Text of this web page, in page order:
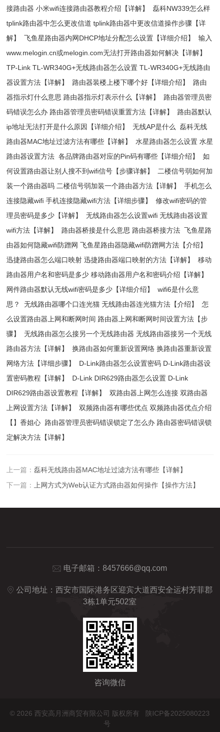
接路由器 小米wifi连接路由器教程介绍【详解】
磊科NW339怎么样
tplink路由器中怎么更改信道 tplink路由器中更改信道操作步骤【详
解】
飞鱼星路由器内网DHCP地址分配怎么设置【详细介绍】
输入
www.melogin.cn或melogin.com无法打开路由器如何解决【详解】
TP-Link TL-WR340G+无线路由器怎么设置 TL-WR340G+无线路由
器设置方法【详解】
路由器装楼上楼下哪个好【详细介绍】
路由
器指示灯什么意思 路由器指示灯表示什么【详解】
路由器管理员密
码错误怎么办 路由器管理员密码错误重置方法【详解】
路由器默认
ip地址无法打开是什么原因【详细介绍】
无线AP是什么
磊科无线
路由器MAC地址过滤方法有哪些【详解】
水星路由器怎么设置 水星
路由器设置方法 各品牌路由器对应的Pin码有哪些【详细介绍】
如
何设置路由器让别人搜不到wifi信号【步骤详解】
二楼信号弱如何加
装一个路由器吗 二楼信号弱加装一个路由器方法【详解】
手机怎么
连接隐藏wifi 手机连接隐藏wifi方法【详细步骤】
修改wifi密码的管
理员密码是多少【详解】
无线路由器怎么设置wifi 无线路由器设置
wifi方法【详解】
路由器桥接是什么意思 路由器桥接方法 飞鱼星路
由器如何隐藏wifi防蹭网 飞鱼星路由器隐藏wifi防蹭网方法【介绍】
迅捷路由器怎么端口映射 迅捷路由器端口映射的方法【详解】
移动
路由器用户名和密码是多少 移动路由器用户名和密码介绍【详解】
网件路由器默认无线wifi密码是多少【详细介绍】
wifi6是什么意
思？
无线路由器哪个口连光猫 无线路由器连光猫方法【介绍】
怎
么设置路由器上网和断网时间 路由器上网和断网时间设置方法【步
骤】
无线路由器怎么接另一个无线路由器 无线路由器接另一个无线
路由器方法【详解】
换路由器如何重新设置网络 换路由器重新设置
网络方法【详细步骤】
D-Link路由器怎么设置密码 D-Link路由器设
置密码教程【详解】
D-Link DIR629路由器怎么设置 D-Link
DIR629路由器设置教程【详解】
双路由器上网怎么连接 双路由器
上网设置方法【详解】
双频路由器有哪些优点 双频路由器优点介绍
【】香姐心 路由器管理员密码错误锁定了怎么办 路由器密码错误锁
定解决方法【详解】
上一篇： 磊科无线路由器MAC地址过滤方法有哪些【详解】
下一篇：
上网方式为Web认证方式路由器如何操作【操作方法】
电子邮箱：8457666@qq.com
公司地址：西安市国际港务区迎宾大道西安全运村芳菲郡
3栋1单元502室
咨询微信
© 2026 西安高月洲商贸有限公司 版权所有 陕ICP备2025080223
号